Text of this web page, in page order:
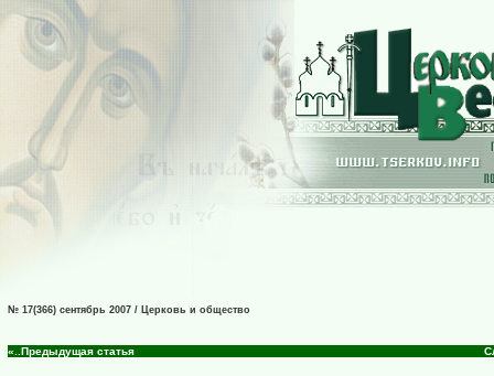
№ 17(366) сентябрь 2007 / Церковь и общество
«..Предыдущая статья